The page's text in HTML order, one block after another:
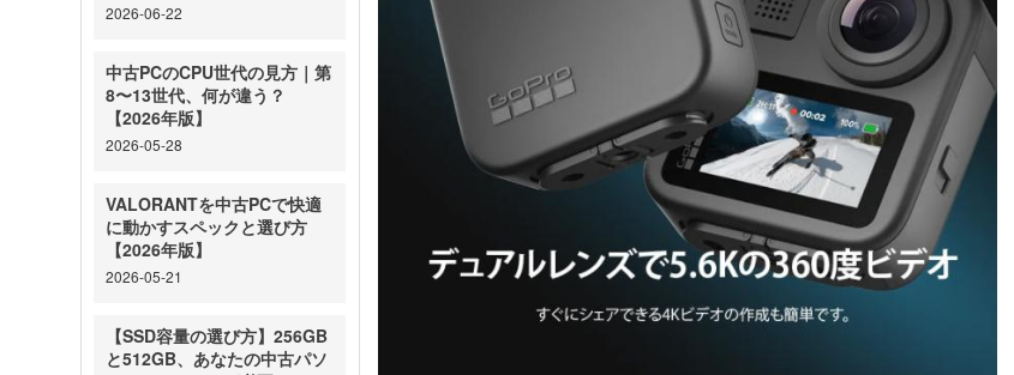
2026-06-22
中古PCのCPU世代の見方｜第
8〜13世代、何が違う？
【2026年版】
2026-05-28
VALORANTを中古PCで快適
に動かすスペックと選び方
【2026年版】
2026-05-21
【SSD容量の選び方】256GB
と512GB、あなたの中古パソ